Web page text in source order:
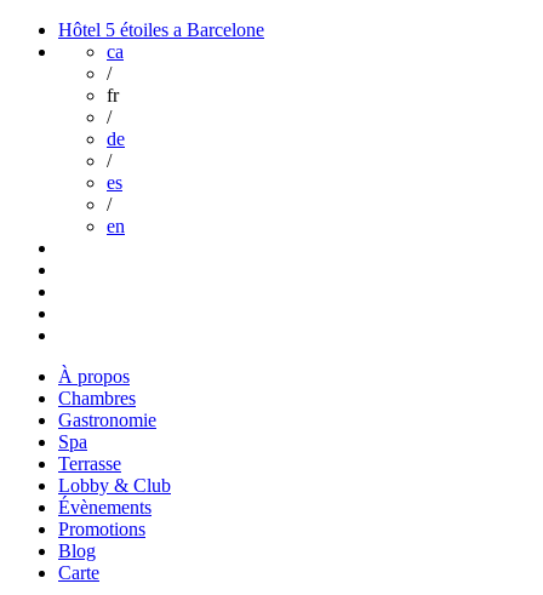
Hôtel 5 étoiles a Barcelone
ca
/
fr
/
de
/
es
/
en
À propos
Chambres
Gastronomie
Spa
Terrasse
Lobby & Club
Évènements
Promotions
Blog
Carte